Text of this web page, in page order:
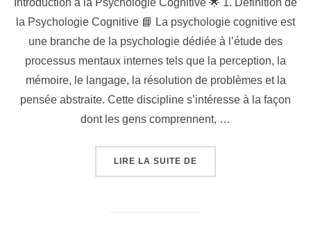
Introduction à la Psychologie Cognitive 🌟 1. Définition de
la Psychologie Cognitive 📘 La psychologie cognitive est
une branche de la psychologie dédiée à l’étude des
processus mentaux internes tels que la perception, la
mémoire, le langage, la résolution de problèmes et la
pensée abstraite. Cette discipline s’intéresse à la façon
dont les gens comprennent, …
LIRE LA SUITE DE